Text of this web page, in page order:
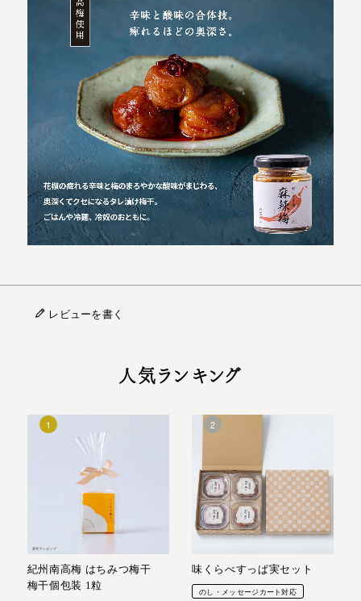
レビューを書く
人気ランキング
紀州南高梅 はちみつ梅干
梅干個包装 1粒
味くらべすっぱ実セット
のし・メッセージカート対応